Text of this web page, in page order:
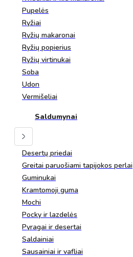
Pupelės
Ryžiai
Ryžių makaronai
Ryžių popierius
Ryžių virtinukai
Soba
Udon
Vermišeliai
Saldumynai
Desertų priedai
Greitai paruošiami tapijokos perlai
Guminukai
Kramtomoji guma
Mochi
Pocky ir lazdelės
Pyragai ir desertai
Saldainiai
Sausainiai ir vafliai